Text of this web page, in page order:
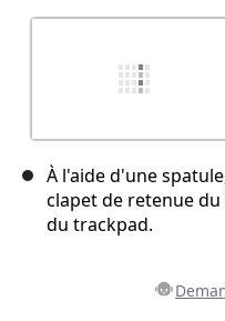
À l'aide d'une
clapet de retenue
du trackpad.